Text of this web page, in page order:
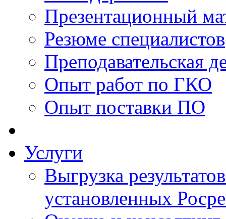
Презентационный
Резюме специалистов
Преподавательская
Опыт работ по ГКО
Опыт поставки ПО
Услуги
Выгрузка
установленных